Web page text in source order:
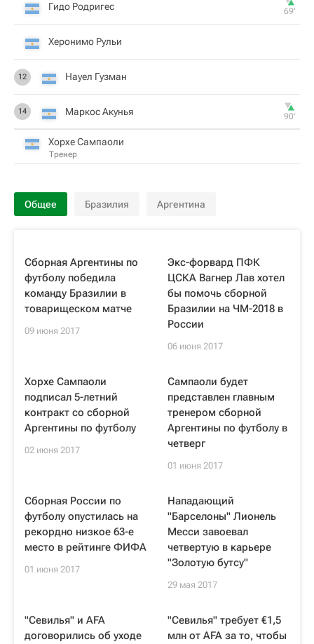
Гидо Родригес 69‎’‎
Херонимо Рульи
12 Науел Гузман
14 Маркос Акунья 90‎’‎
Хорхе Сампаоли
Тренер
Общее Бразилия Аргентина
Сборная Аргентины по
футболу победила
команду Бразилии в
товарищеском матче
09 июня 2017
Экс-форвард ПФК
ЦСКА Вагнер Лав хотел
бы помочь сборной
Бразилии на ЧМ-2018 в
России
06 июня 2017
Хорхе Сампаоли
подписал 5-летний
контракт со сборной
Аргентины по футболу
02 июня 2017
Сампаоли будет
представлен главным
тренером сборной
Аргентины по футболу в
четверг
01 июня 2017
Сборная России по
футболу опустилась на
рекордно низкое 63-е
место в рейтинге ФИФА
01 июня 2017
Нападающий
"Барселоны" Лионель
Месси завоевал
четвертую в карьере
"Золотую бутсу"
29 мая 2017
"Севилья" и AFA
договорились об уходе
"Севилья" требует €1,5
млн от AFA за то, чтобы